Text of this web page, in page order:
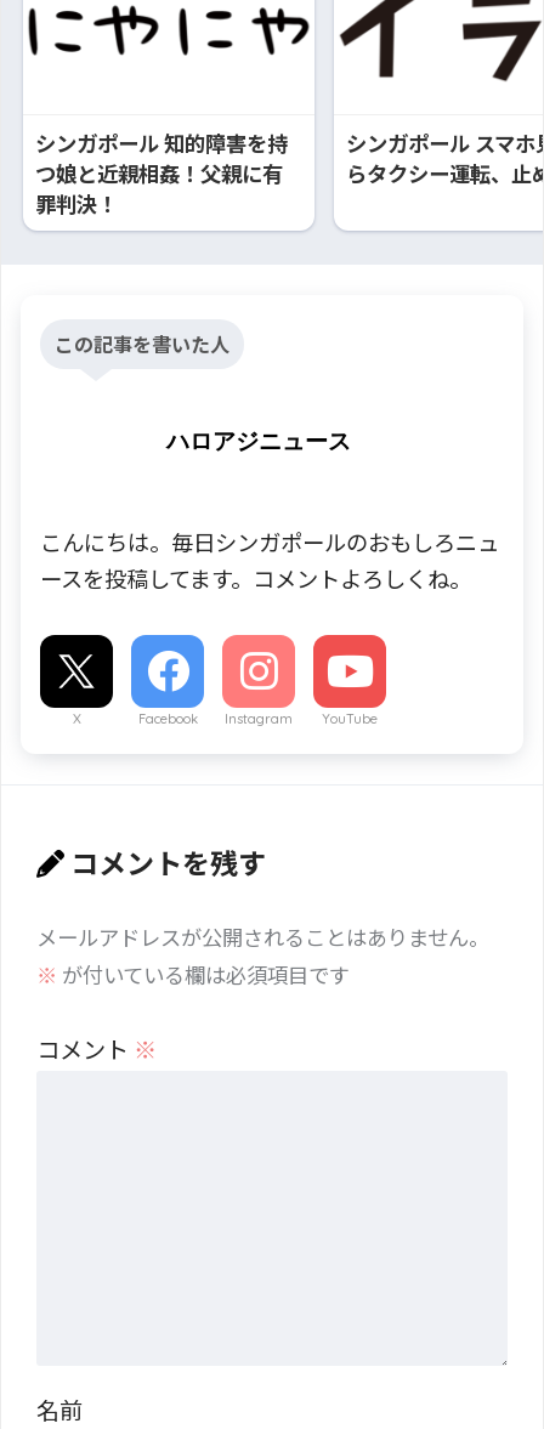
シンガポール 知的障害を持
つ娘と近親相姦！父親に有
罪判決！
シンガポール スマホ
らタクシー運転、
この記事を書いた人
ハロアジニュース
こんにちは。毎日シンガポールのおもしろニュ
ースを投稿してます。コメントよろしくね。
X Facebook Instagram YouTube
コメントを残す
メールアドレスが公開されることはありません。
※ が付いている欄は必須項目です
コメント ※
名前